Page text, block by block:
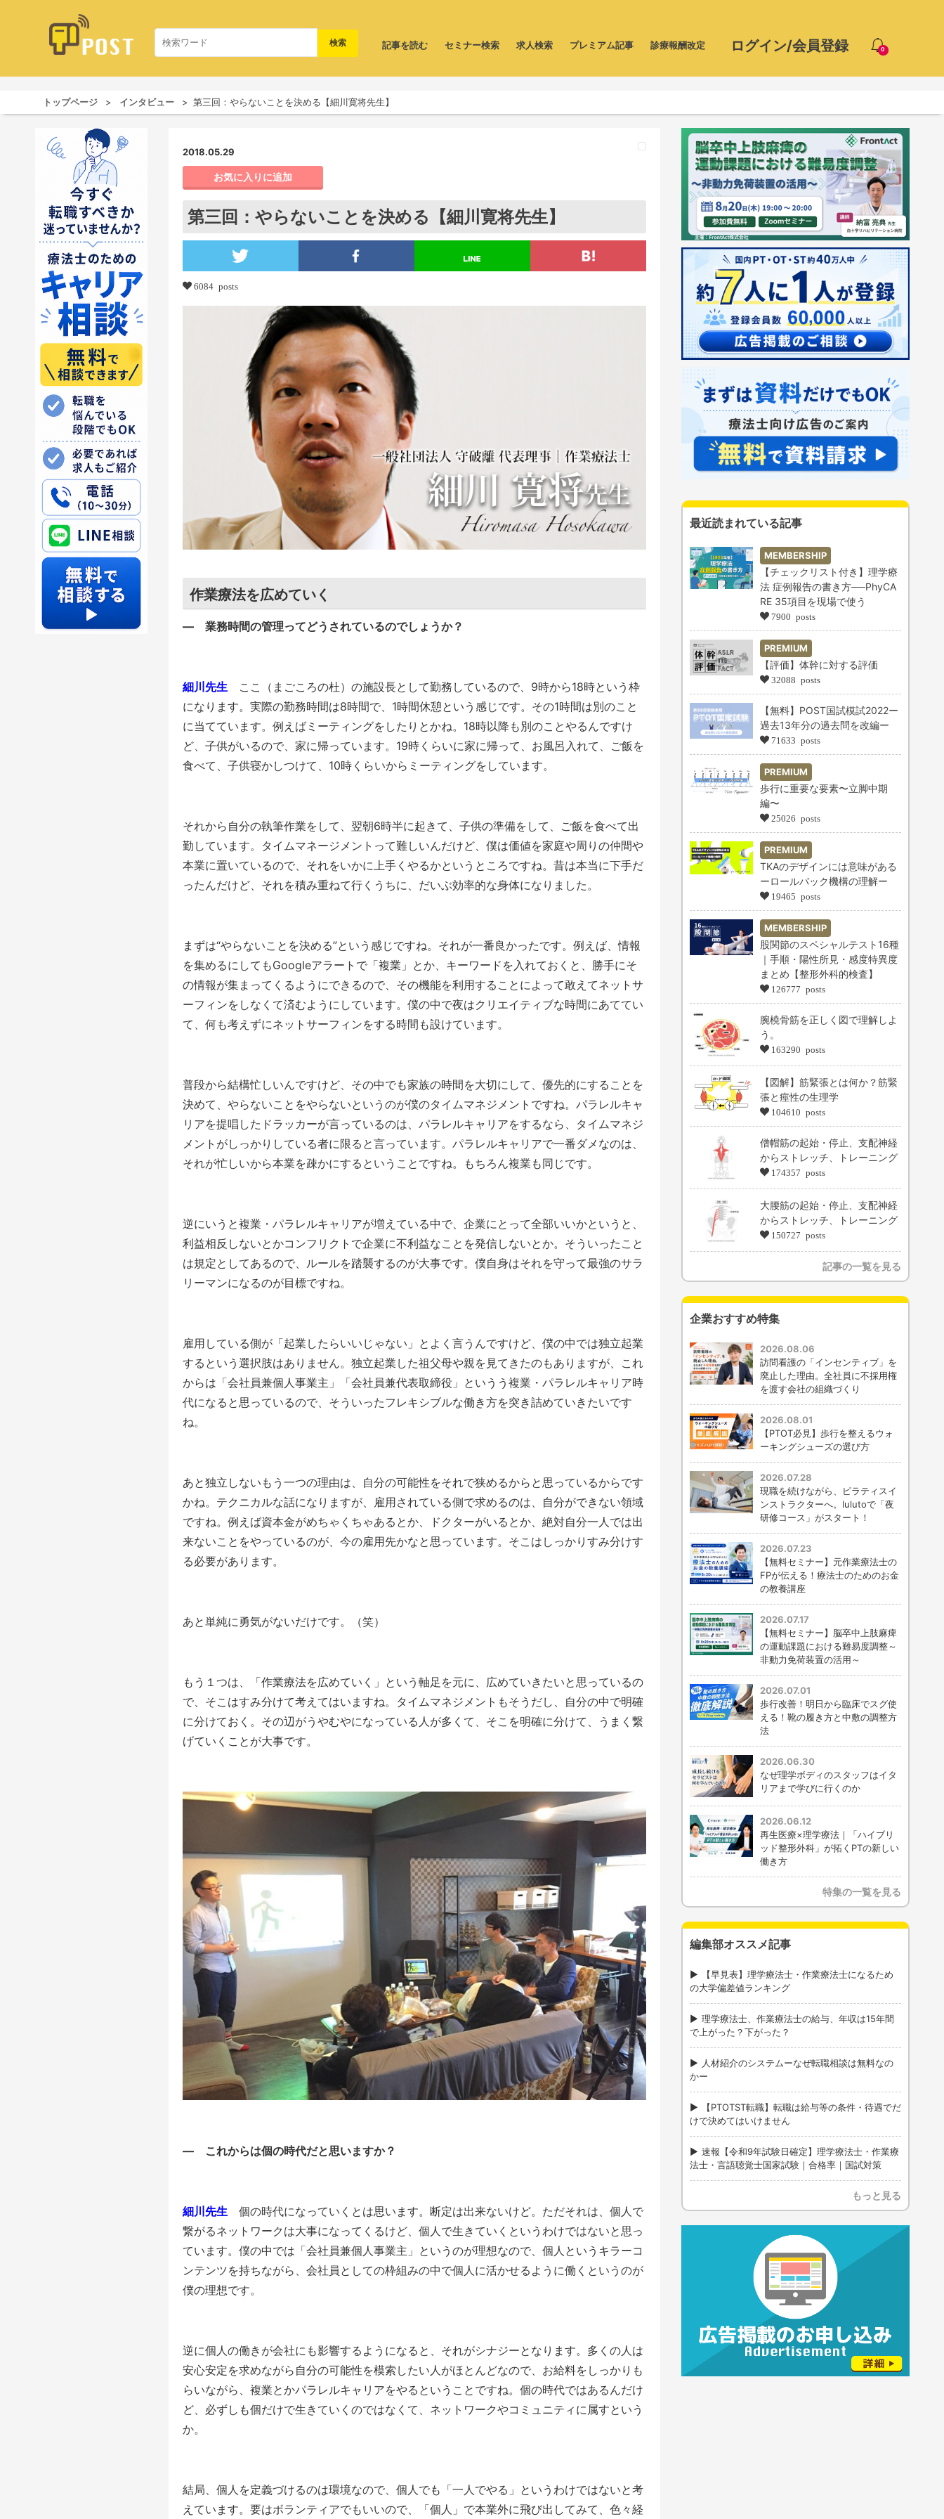
0
ログイン/会員登録
記事を読む セミナー検索 求人検索 プレミアム記事 診療報酬改定
トップページ インタビュー 第三回：やらないことを決める【細川寛将先生】
2018.05.29
お気に入りに追加
第三回：やらないことを決める【細川寛将先生】
6084 posts
作業療法を広めていく
―業務時間の管理ってどうされているのでしょうか？
細川先生
ここ（まごころの杜）の施設長として勤務しているので、9時から18時という枠
になります。実際の勤務時間は8時間で、1時間休憩という感じです。その1時間は別のこと
に当てています。例えばミーティングをしたりとかね。18時以降も別のことやるんですけ
ど、子供がいるので、家に帰っています。19時くらいに家に帰って、お風呂入れて、ご飯を
食べて、子供寝かしつけて、10時くらいからミーティングをしています。
それから自分の執筆作業をして、翌朝6時半に起きて、子供の準備をして、ご飯を食べて出
勤しています。タイムマネージメントって難しいんだけど、僕は価値を家庭や周りの仲間や
本業に置いているので、それをいかに上手くやるかというところですね。昔は本当に下手だ
ったんだけど、それを積み重ねて行くうちに、だいぶ効率的な身体になりました。
まずは“やらないことを決める”という感じですね。それが一番良かったです。例えば、情報
を集めるにしてもGoogleアラートで「複業」とか、キーワードを入れておくと、勝手にそ
の情報が集まってくるようにできるので、その機能を利用することによって敢えてネットサ
ーフィンをしなくて済むようにしています。僕の中で夜はクリエイティブな時間にあててい
て、何も考えずにネットサーフィンをする時間も設けています。
普段から結構忙しいんですけど、その中でも家族の時間を大切にして、優先的にすることを
決めて、やらないことをやらないというのが僕のタイムマネジメントですね。パラレルキャ
リアを提唱したドラッカーが言っているのは、パラレルキャリアをするなら、タイムマネジ
メントがしっかりしている者に限ると言っています。パラレルキャリアで一番ダメなのは、
それが忙しいから本業を疎かにするということですね。もちろん複業も同じです。
逆にいうと複業・パラレルキャリアが増えている中で、企業にとって全部いいかというと、
利益相反しないとかコンフリクトで企業に不利益なことを発信しないとか。そういったこと
は規定としてあるので、ルールを踏襲するのが大事です。僕自身はそれを守って最強のサラ
リーマンになるのが目標ですね。
雇用している側が「起業したらいいじゃない」とよく言うんですけど、僕の中では独立起業
するという選択肢はありません。独立起業した祖父母や親を見てきたのもありますが、これ
からは「会社員兼個人事業主」「会社員兼代表取締役」というう複業・パラレルキャリア時
代になると思っているので、そういったフレキシブルな働き方を突き詰めていきたいです
ね。
あと独立しないもう一つの理由は、自分の可能性をそれで狭めるからと思っているからです
かね。テクニカルな話になりますが、雇用されている側で求めるのは、自分ができない領域
ですね。例えば資本金がめちゃくちゃあるとか、ドクターがいるとか、絶対自分一人では出
来ないことをやっているのが、今の雇用先かなと思っています。そこはしっかりすみ分けす
る必要があります。
あと単純に勇気がないだけです。（笑）
もう１つは、「作業療法を広めていく」という軸足を元に、広めていきたいと思っているの
で、そこはすみ分けて考えてはいますね。タイムマネジメントもそうだし、自分の中で明確
に分けておく。その辺がうやむやになっている人が多くて、そこを明確に分けて、うまく繋
げていくことが大事です。
―これからは個の時代だと思いますか？
細川先生個の時代になっていくとは思います。断定は出来ないけど。ただそれは、個人で
繋がるネットワークは大事になってくるけど、個人で生きていくというわけではないと思っ
ています。僕の中では「会社員兼個人事業主」というのが理想なので、個人というキラーコ
ンテンツを持ちながら、会社員としての枠組みの中で個人に活かせるように働くというのが
僕の理想です。
逆に個人の働きが会社にも影響するようになると、それがシナジーとなります。多くの人は
安心安定を求めながら自分の可能性を模索したい人がほとんどなので、お給料をしっかりも
らいながら、複業とかパラレルキャリアをやるということですね。個の時代ではあるんだけ
ど、必ずしも個だけで生きていくのではなくて、ネットワークやコミュニティに属すという
か。
結局、個人を定義づけるのは環境なので、個人でも「一人でやる」というわけではないと考
えています。要はボランティアでもいいので、「個人」で本業外に飛び出してみて、色々経
最近読まれている記事
MEMBERSHIP
【チェックリスト付き】理学療
法 症例報告の書き方──PhyCA
RE 35項目を現場で使う
7900 posts
PREMIUM
【評価】体幹に対する評価
32088 posts
【無料】POST国試模試2022ー
過去13年分の過去問を改編ー
71633 posts
PREMIUM
歩行に重要な要素〜立脚中期
編〜
25026 posts
PREMIUM
TKAのデザインには意味がある
ーロールバック機構の理解ー
19465 posts
MEMBERSHIP
股関節のスペシャルテスト16種
｜手順・陽性所見・感度特異度
まとめ【整形外科的検査】
126777 posts
腕橈骨筋を正しく図で理解しよ
う。
163290 posts
【図解】筋緊張とは何か？筋緊
張と痙性の生理学
104610 posts
僧帽筋の起始・停止、支配神経
からストレッチ、トレーニング
174357 posts
大腰筋の起始・停止、支配神経
からストレッチ、トレーニング
150727 posts
記事の一覧を見る
企業おすすめ特集
2026.08.06
訪問看護の「インセンティブ」を
廃止した理由。全社員に不採用権
を渡す会社の組織づくり
2026.08.01
【PTOT必見】歩行を整えるウォ
ーキングシューズの選び方
2026.07.28
現職を続けながら、ピラティスイ
ンストラクターへ。lulutoで「夜
研修コース」がスタート！
2026.07.23
【無料セミナー】元作業療法士の
FPが伝える！療法士のためのお金
の教養講座
2026.07.17
【無料セミナー】脳卒中上肢麻痺
の運動課題における難易度調整～
非動力免荷装置の活用～
2026.07.01
歩行改善！明日から臨床でスグ使
える！靴の履き方と中敷の調整方
法
2026.06.30
なぜ理学ボディのスタッフはイタ
リアまで学びに行くのか
2026.06.12
再生医療×理学療法｜「ハイブリ
ッド整形外科」が拓くPTの新しい
働き方
特集の一覧を見る
編集部オススメ記事
【早見表】理学療法士・作業療法士になるため
の大学偏差値ランキング
理学療法士、作業療法士の給与、年収は15年間
で上がった？下がった？
人材紹介のシステムーなぜ転職相談は無料なの
かー
【PTOTST転職】転職は給与等の条件・待遇でだ
けで決めてはいけません
速報【令和9年試験日確定】理学療法士・作業療
法士・言語聴覚士国家試験｜合格率｜国試対策
もっと見る